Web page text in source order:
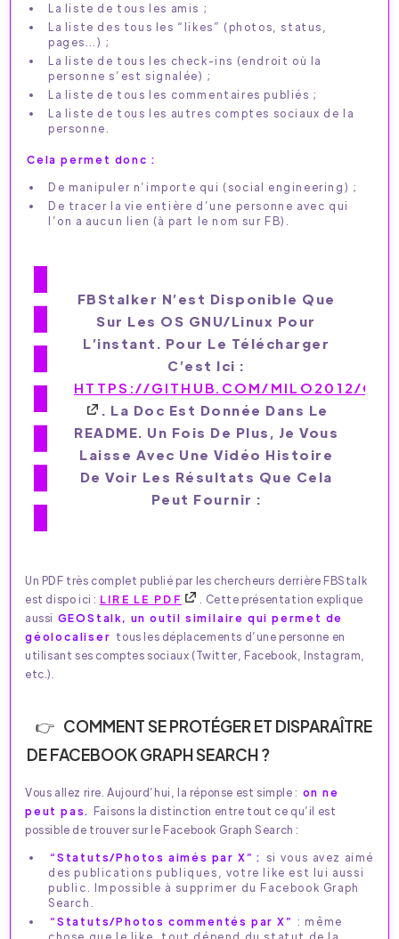
La liste de tous les amis ;
La liste des tous les “likes” (photos, status,
pages…) ;
La liste de tous les check-ins (endroit où la
personne s’est signalée) ;
La liste de tous les commentaires publiés ;
La liste de tous les autres comptes sociaux de la
personne.
Cela permet donc :
De manipuler n’importe qui (social engineering) ;
De tracer la vie entière d’une personne avec qui
l’on a aucun lien (à part le nom sur FB).
FBStalker N’est Disponible Que
Sur Les OS GNU/Linux Pour
L’instant. Pour Le Télécharger
C’est Ici :
HTTPS://GITHUB.COM/MILO2012/
. La Doc Est Donnée Dans Le
README. Un Fois De Plus, Je Vous
Laisse Avec Une Vidéo Histoire
De Voir Les Résultats Que Cela
Peut Fournir :
Un PDF très complet publié par les chercheurs derrière FBStalk
est dispo ici : LIRE LE PDF
. Cette présentation explique
aussi GEOStalk, un outil similaire qui permet de
géolocaliser tous les déplacements d’une personne en
utilisant ses comptes sociaux (Twitter, Facebook, Instagram,
etc.).
COMMENT SE PROTÉGER ET DISPARAÎTRE
DE FACEBOOK GRAPH SEARCH ?
Vous allez rire. Aujourd’hui, la réponse est simple : on ne
peut pas. Faisons la distinction entre tout ce qu’il est
possible de trouver sur le Facebook Graph Search :
“Statuts/Photos aimés par X” : si vous avez aimé
des publications publiques, votre like est lui aussi
public. Impossible à supprimer du Facebook Graph
Search.
“Statuts/Photos commentés par X” : même